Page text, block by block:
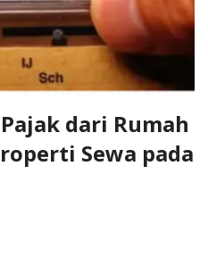
dari Rumah
Sewa pada